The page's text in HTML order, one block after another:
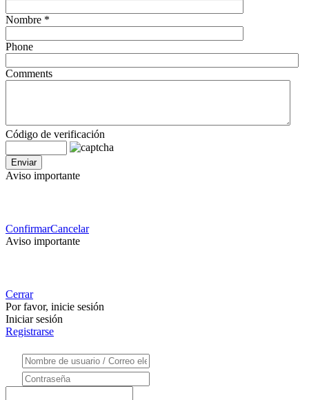
Nombre *
Phone
Comments
Código de verificación
Aviso importante
ConfirmarCancelar
Aviso importante
Cerrar
Por favor, inicie sesión
Iniciar sesión
Registrarse